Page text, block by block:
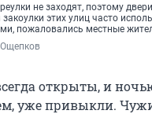
не заходят, поэтому
этих улиц часто
пожаловались местные
открыты, и
уже привыкли.